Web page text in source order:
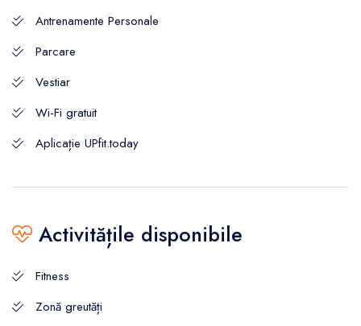
Antrenamente Personale
Parcare
Vestiar
Wi-Fi gratuit
Aplicație UPfit.today
Activitățile disponibile
Fitness
Zonă greutăți